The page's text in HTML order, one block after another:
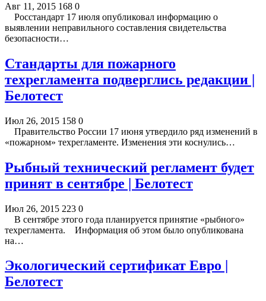
Авг 11, 2015 168 0
Росстандарт 17 июля опубликовал информацию о
выявлении неправильного составления свидетельства
безопасности…
Стандарты для пожарного
техрегламента подверглись редакции |
Белотест
Июл 26, 2015 158 0
Правительство России 17 июня утвердило ряд изменений в
«пожарном» техрегламенте. Изменения эти коснулись…
Рыбный технический регламент будет
принят в сентябре | Белотест
Июл 26, 2015 223 0
В сентябре этого года планируется принятие «рыбного»
техрегламента. Информация об этом было опубликована
на…
Экологический сертификат Евро |
Белотест